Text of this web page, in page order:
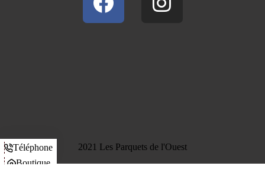
2021 Les Parquets de l'Ouest
Téléphone
Boutique